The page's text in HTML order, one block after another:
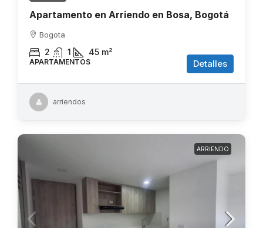
Apartamento en Arriendo en Bosa, Bogotá
Bogota
2 1 45 m²
APARTAMENTOS Detalles
arriendos
ARRIENDO